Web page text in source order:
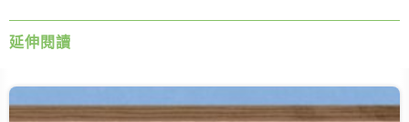
捐款支持
活動行事曆
延伸閱讀